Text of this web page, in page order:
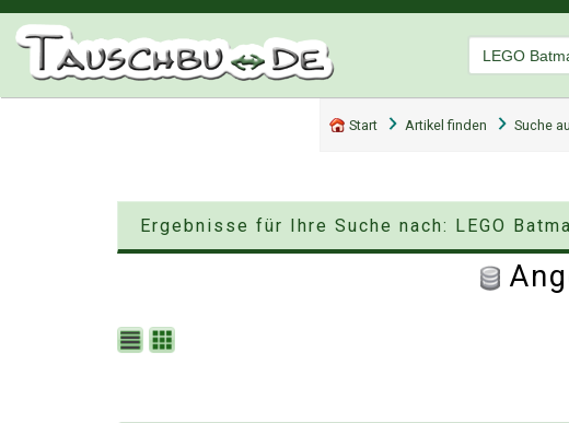
Start Artikel finden Suche
Ergebnisse für Ihre Suche nach: LEGO